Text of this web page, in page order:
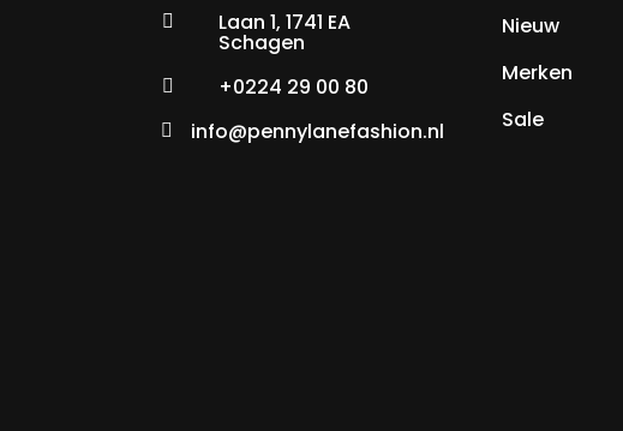
 Laan 1, 1741 EA
Schagen
 +0224 29 00 80
 info@pennylanefashion.nl
Nieuw
Merken
Sale